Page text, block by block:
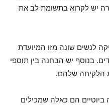
יש לקרוא בתשומת לב את
לנשים שונה מזו המיועדת
בנוסף יש הבחנה בין תוספי
הלקיחה שלהם.
הם כאלה שמכילים